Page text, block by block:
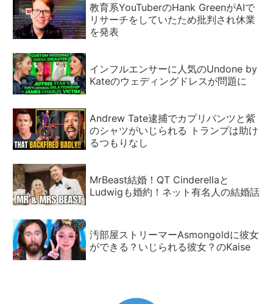
教育系YouTuberのHank GreenがAIで
リサーチをしていたため批判され休業
を発表
インフルエンサーに人気のUndone by
Kateのウェディングドレスが問題に
Andrew Tate逮捕でカプリパンツと紫
のシャツがいじられる トランプは助け
るつもりなし
MrBeast結婚！QT Cinderellaと
Ludwigも婚約！ネット有名人の結婚話
汚部屋ストリーマーAsmongoldに彼女
ができる？いじられる彼女？のKaise